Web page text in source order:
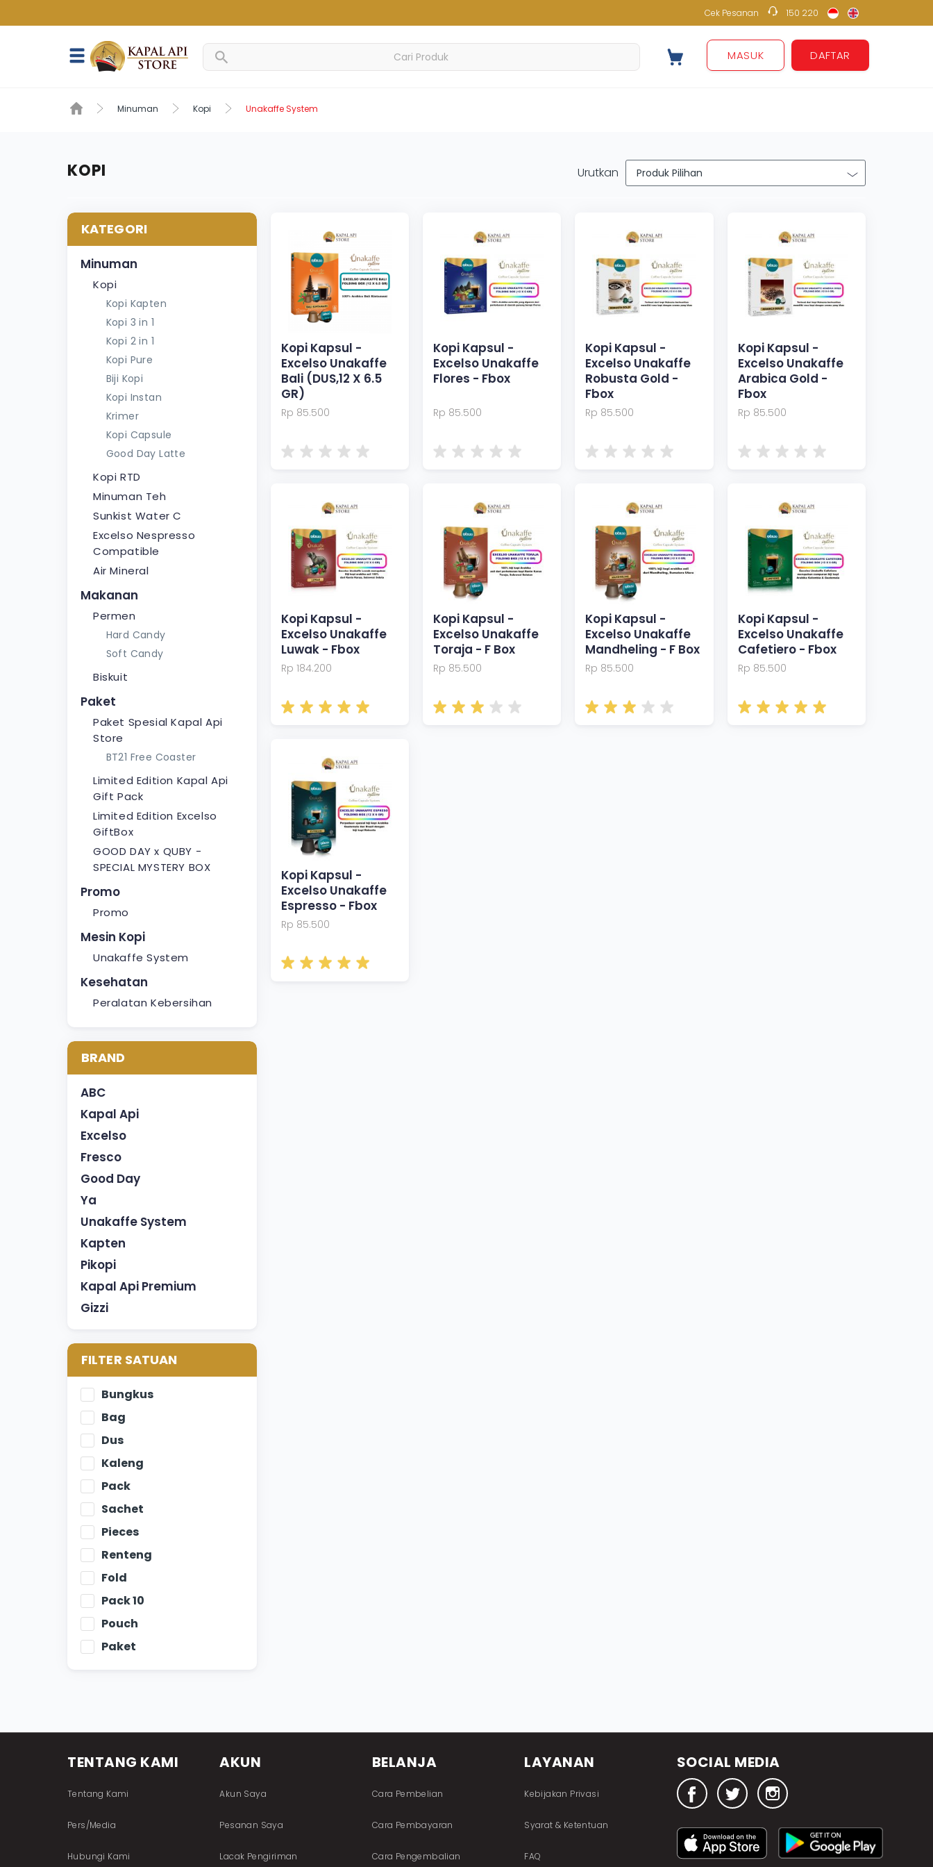
Cek Pesanan 150 220
150 220
MASUK DAFTAR
Minuman Kopi Unakaffe System
KOPI Urutkan
KATEGORI
Minuman
Kopi
Kopi Kapten
Kopi 3 in 1
Kopi 2 in 1
Kopi Pure
Biji Kopi
Kopi Instan
Krimer
Kopi Capsule
Good Day Latte
Kopi RTD
Minuman Teh
Sunkist Water C
Excelso Nespresso
Compatible
Air Mineral
Makanan
Permen
Hard Candy
Soft Candy
Biskuit
Paket
Paket Spesial Kapal Api
Store
BT21 Free Coaster
Limited Edition Kapal Api
Gift Pack
Limited Edition Excelso
GiftBox
GOOD DAY x QUBY -
SPECIAL MYSTERY BOX
Promo
Promo
Mesin Kopi
Unakaffe System
Kesehatan
Peralatan Kebersihan
BRAND
ABC
Kapal Api
Excelso
Fresco
Good Day
Ya
Unakaffe System
Kapten
Pikopi
Kapal Api Premium
Gizzi
FILTER SATUAN
Bungkus
Bag
Dus
Kaleng
Pack
Sachet
Pieces
Renteng
Fold
Pack 10
Pouch
Paket
Kopi Kapsul -
Excelso Unakaffe
Bali (DUS,12 X 6.5
GR)
Rp 85.500
Kopi Kapsul -
Excelso Unakaffe
Flores - Fbox
Rp 85.500
Kopi Kapsul -
Excelso Unakaffe
Robusta Gold -
Fbox
Rp 85.500
Kopi Kapsul -
Excelso Unakaffe
Arabica Gold -
Fbox
Rp 85.500
Kopi Kapsul -
Excelso Unakaffe
Luwak - Fbox
Rp 184.200
Kopi Kapsul -
Excelso Unakaffe
Toraja - F Box
Rp 85.500
Kopi Kapsul -
Excelso Unakaffe
Mandheling - F Box
Rp 85.500
Kopi Kapsul -
Excelso Unakaffe
Cafetiero - Fbox
Rp 85.500
Kopi Kapsul -
Excelso Unakaffe
Espresso - Fbox
Rp 85.500
TENTANG KAMI
Tentang Kami
Pers/Media
Hubungi Kami
AKUN
Akun Saya
Pesanan Saya
Lacak Pengiriman
BELANJA
Cara Pembelian
Cara Pembayaran
Cara Pengembalian
LAYANAN
Kebijakan Privasi
Syarat & Ketentuan
FAQ
SOCIAL MEDIA